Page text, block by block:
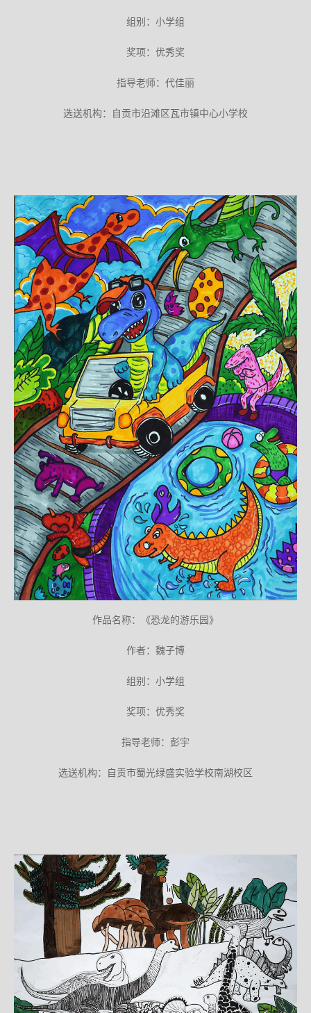
组别：小学组
奖项：优秀奖
指导老师：代佳丽
选送机构：自贡市沿滩区瓦市镇中心小学校
作品名称：《恐龙的游乐园》
作者：魏子博
组别：小学组
奖项：优秀奖
指导老师：彭宇
选送机构：自贡市蜀光绿盛实验学校南湖校区